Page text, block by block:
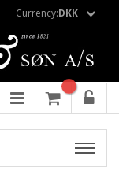
Currency:DKK